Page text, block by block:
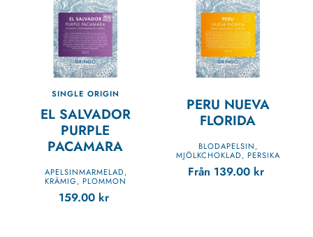
SINGLE ORIGIN
EL SALVADOR
PURPLE
PACAMARA
APELSINMARMELAD,
KRÄMIG , PLOMMON
159.00 kr
PERU NUEVA
FLORIDA
BLODAPELSIN ,
MJÖLKCHOKLAD, PERSIKA
Från 139.00 kr